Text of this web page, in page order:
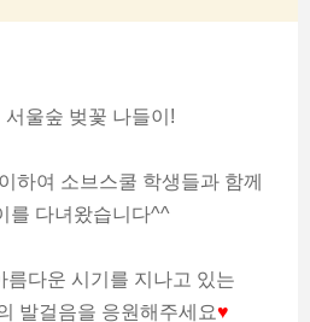
서울숲 벚꽃 나들이!
하여 소브스쿨 학생들과 함께
를 다녀왔습니다^^
름다운 시기를 지나고 있는
발걸음을 응원해주세요♥